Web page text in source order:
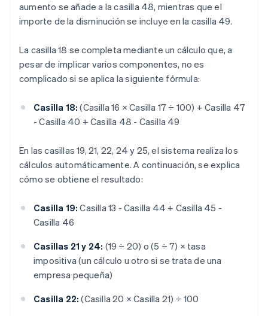
aumento se añade a la casilla 48, mientras que el
importe de la disminución se incluye en la casilla 49.
La casilla 18 se completa mediante un cálculo que, a
pesar de implicar varios componentes, no es
complicado si se aplica la siguiente fórmula:
Casilla 18: (Casilla 16 × Casilla 17 ÷ 100) + Casilla 47
- Casilla 40 + Casilla 48 - Casilla 49
En las casillas 19, 21, 22, 24 y 25, el sistema realiza los
cálculos automáticamente. A continuación, se explica
cómo se obtiene el resultado:
Casilla 19: Casilla 13 - Casilla 44 + Casilla 45 -
Casilla 46
Casillas 21 y 24: (19 ÷ 20) o (5 ÷ 7) × tasa
impositiva (un cálculo u otro si se trata de una
empresa pequeña)
Casilla 22: (Casilla 20 × Casilla 21) ÷ 100